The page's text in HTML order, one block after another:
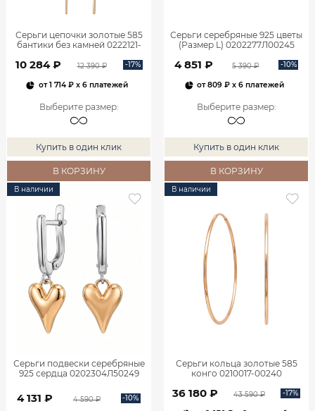
Серьги цепочки золотые 585
бантики без камней 0222121-
10 284 ₽ 12 390 ₽ -17%
от1 714 ₽x 6 платежей
Выберите размер:
Купить в один клик
В КОРЗИНУ
Серьги серебряные 925 цветы
(Размер L) 0202277Л00245
4 851 ₽ 5 390 ₽ -10%
от809 ₽ x 6 платежей
Выберите размер:
Купить в один клик
В КОРЗИНУ
В наличии
Серьги подвески серебряные
925 сердца 0202304Л50249
4 131 ₽ 4 590 ₽ -10%
В наличии
Серьги кольца золотые 585
конго 0210017-00240
36 180 ₽ 43 590 ₽ -17%